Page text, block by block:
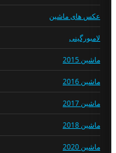
عکس های ماشین
لامبورگینی
ماشین 2015
ماشین 2016
ماشین 2017
ماشین 2018
ماشین 2020